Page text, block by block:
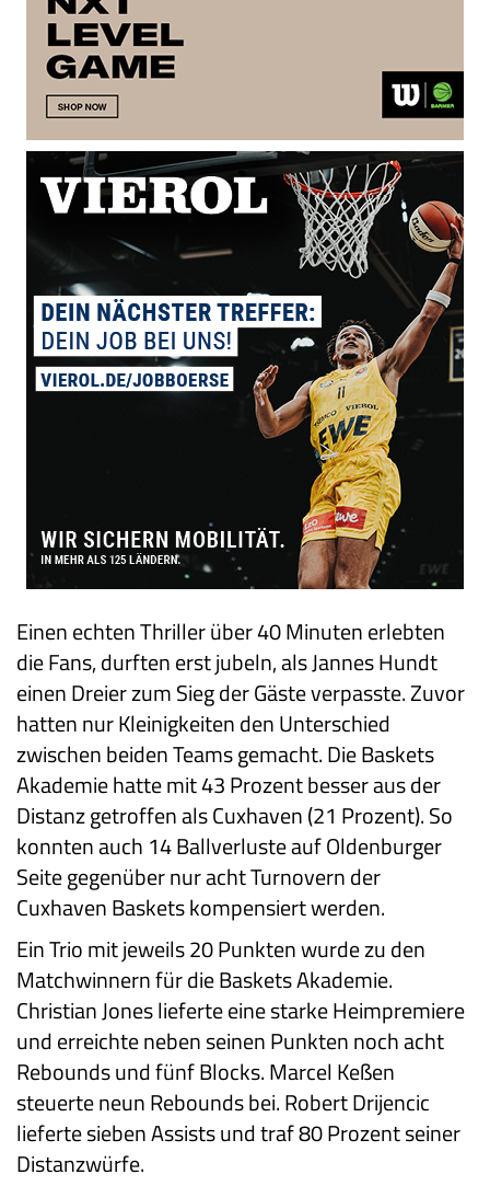
Einen echten Thriller über 40 Minuten erlebten
die Fans, durften erst jubeln, als Jannes Hundt
einen Dreier zum Sieg der Gäste verpasste. Zuvor
hatten nur Kleinigkeiten den Unterschied
zwischen beiden Teams gemacht. Die Baskets
Akademie hatte mit 43 Prozent besser aus der
Distanz getroffen als Cuxhaven (21 Prozent). So
konnten auch 14 Ballverluste auf Oldenburger
Seite gegenüber nur acht Turnovern der
Cuxhaven Baskets kompensiert werden.
Ein Trio mit jeweils 20 Punkten wurde zu den
Matchwinnern für die Baskets Akademie.
Christian Jones lieferte eine starke Heimpremiere
und erreichte neben seinen Punkten noch acht
Rebounds und fünf Blocks. Marcel Keßen
steuerte neun Rebounds bei. Robert Drijencic
lieferte sieben Assists und traf 80 Prozent seiner
Distanzwürfe.